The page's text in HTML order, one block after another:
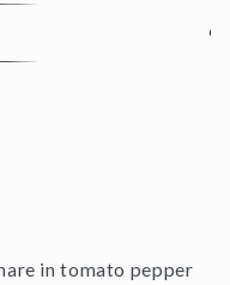
in tomato pepper